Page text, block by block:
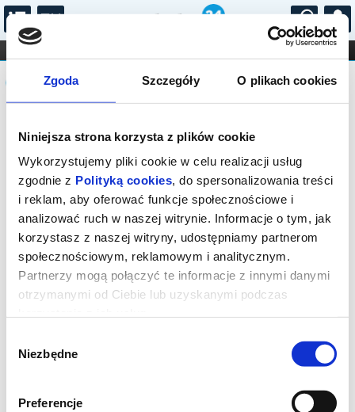
Zgoda Szczegóły O plikach cookies
Niniejsza strona korzysta z plików cookie
Wykorzystujemy pliki cookie w celu realizacji usług
zgodnie z Polityką cookies, do spersonalizowania treści
i reklam, aby oferować funkcje społecznościowe i
analizować ruch w naszej witrynie. Informacje o tym, jak
korzystasz z naszej witryny, udostępniamy partnerom
społecznościowym, reklamowym i analitycznym.
Partnerzy mogą połączyć te informacje z innymi danymi
otrzymanymi od Ciebie lub uzyskanymi podczas
zgody
Niezbędne
Preferencje
...
FILHARMONIA OPERA I BALET
STAND-UP
DLA DZIECI
Komunikat
Sprzedaż biletów on-line na wydarzenie
została zakończona.